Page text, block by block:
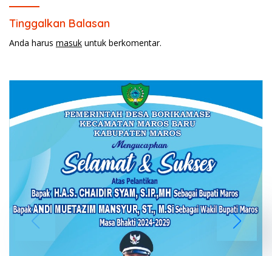
Tinggalkan Balasan
Anda harus masuk untuk berkomentar.